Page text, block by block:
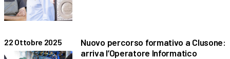
22 Ottobre 2025
Nuovo percorso formativo a Clusone:
arriva l’Operatore Informatico